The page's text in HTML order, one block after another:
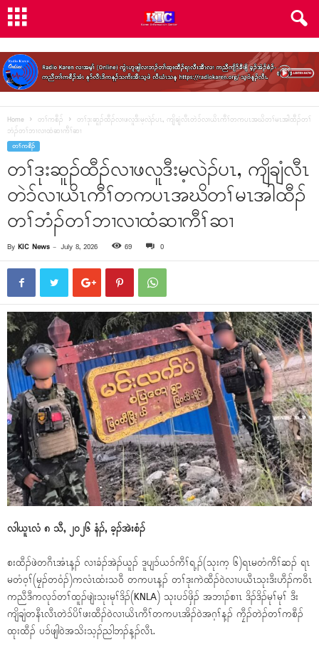
Home တၢ်ကစီၣ်
တၢ်ဒုးဆူၣ်ထီၣ်လၢဖလူဒီးမ့လဲၣ်ပၤ, ကျိချံလီၤတဲၥ်လၢယိၤကီၢ်တကပၤအဃိတၢ်မၤအါထီၣ်တၢ်
ဘံၣ်တၢ်ဘၢလၢထံဆၢကီၢ်ဆၢ
တၢ်ကစီၣ်
တၢ်ဒုးဆူၣ်ထီၣ်လၢဖလူဒီးမ့လဲၣ်ပၤ, ကျိချံလီၤ
တဲၥ်လၢယိၤကီၢ်တကပၤအဃိတၢ်မၤအါထီၣ်
တၢ်ဘံၣ်တၢ်ဘၢလၢထံဆၢကီၢ်ဆၢ
By KIC News - July 8, 2026 69 0
လါယူၤလံ ၈ သီ, ၂၀၂၆ နံၣ်, ခ့ၣ်အဲးစံၣ်
စးထီၣ်ဖဲတဂီၤအံၤန့ၣ် လၢခံၣ်အဲၣ်ယူၣ် ဒူပျၥ်ယၥ်ကီၢ်ရ့ၣ်(သုးက့ ၆)ရၤမတံကီၢ်ဆၣ် ရၤ
မတံဝ့ၢ်(မၠၣ်တဝံၣ်)ကလံၤထံးသဝီ တကပၤန့ၣ် တၢ်ဒုးကဲထီၣ်ဝဲလၢပယီၤသုးဒီးဟီၣ်ကဝီၤ
ကညီဒီကလုၥ်တၢ်ထူၣ်ဖျဲးသုးမုၢ်ဒိၣ်(KNLA) သုးပၥ်ဖှိၣ် အဘၢၣ်စၢၤ ဒိၣ်ဒိၣ်မုၢ်မုၢ် ဒီး
ကျိချံတနီၤလီၤတဲၥ်ပိၢ်ဖးထီၣ်ဝဲလၢယိၤကီၢ်တကပၤအိၣ်ဝဲအဂ့ၢ်န့ၣ် ကၠီၣ်တဲၣ်တၢ်ကစီၣ်
ထုးထီၣ် ပၥ်ဖျါဝဲအသိးသ့ၣ်ညါဘၣ်န့ၣ်လီၤ.